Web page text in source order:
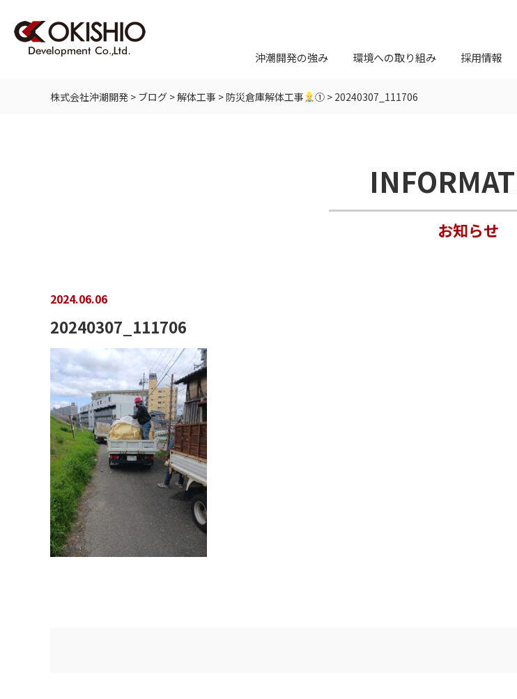
沖潮開発の強み
環境への取り組み 採用情報
株式会社沖潮開発 > ブログ >解体工事 > 防災倉庫解体工事 ①> 20240307_111706
お知らせ
2024.06.06
20240307_111706